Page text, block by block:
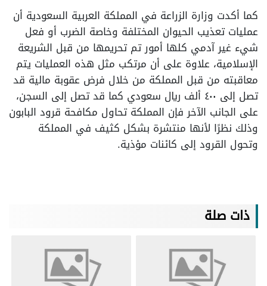
كما أكدت وزارة الزراعة في المملكة العربية السعودية أن
عمليات تعذيب الحيوان المختلفة وخاصة الضرب أو فعل
شيء غير آدمي كلها أمور تم تحريمها من قبل الشريعة
الإسلامية، علاوة على أن مرتكب مثل هذه العمليات يتم
معاقبته من قبل المملكة من خلال فرض عقوبة مالية قد
تصل إلى ٤٠٠ ألف ريال سعودي كما قد تصل إلى السجن،
على الجانب الآخر فإن المملكة تحاول مكافحة قرود البابون
وذلك نظرًا لأنها منتشرة بشكل كثيف في المملكة
وتحول القرود إلى كائنات مؤذية.
ذات صلة